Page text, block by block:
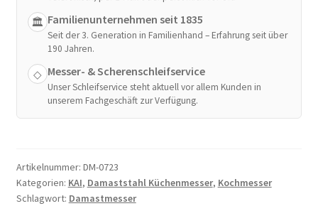
🏛 Familienunternehmen seit 1835
Seit der 3. Generation in Familienhand – Erfahrung seit über
190 Jahren.
◇ Messer- & Scherenschleifservice
Unser Schleifservice steht aktuell vor allem Kunden in
unserem Fachgeschäft zur Verfügung.
Artikelnummer: DM-0723
Kategorien: KAI, Damaststahl Küchenmesser, Kochmesser
Schlagwort: Damastmesser